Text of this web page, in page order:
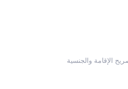
الإقامة والجنسية